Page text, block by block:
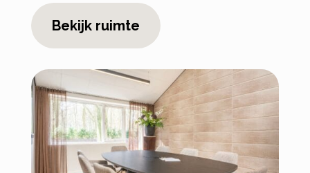
Bekijk ruimte